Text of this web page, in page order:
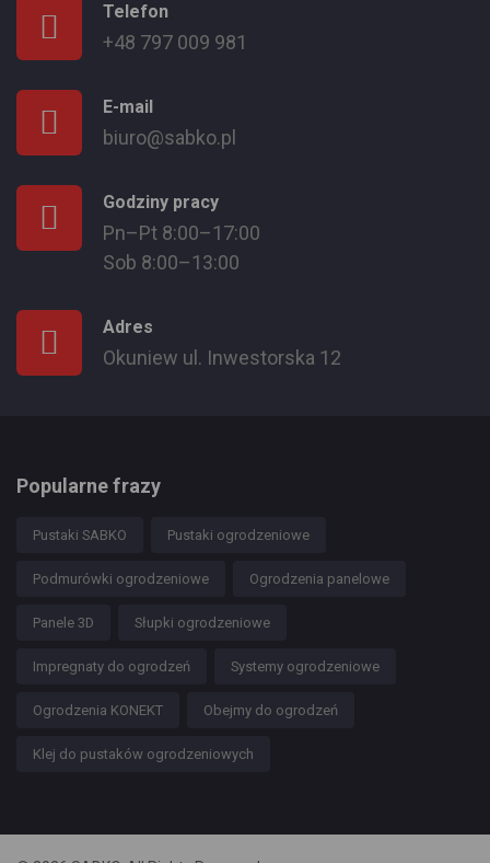
Telefon
+48 797 009 981
E-mail
biuro@sabko.pl
Godziny pracy
Pn–Pt 8:00–17:00
Sob 8:00–13:00
Adres
Okuniew ul. Inwestorska 12
Popularne frazy
Pustaki SABKO Pustaki ogrodzeniowe
Podmurówki ogrodzeniowe Ogrodzenia panelowe
Panele 3D Słupki ogrodzeniowe
Impregnaty do ogrodzeń Systemy ogrodzeniowe
Ogrodzenia KONEKT Obejmy do ogrodzeń
Klej do pustaków ogrodzeniowych